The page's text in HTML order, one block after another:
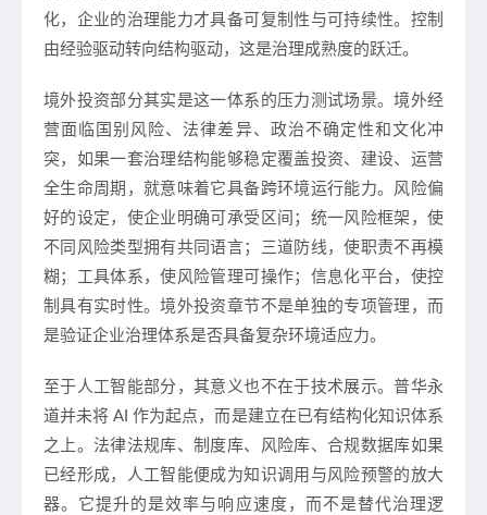
化，企业的治理能力才具备可复制性与可持续性。控制
由经验驱动转向结构驱动，这是治理成熟度的跃迁。
境外投资部分其实是这一体系的压力测试场景。境外经
营面临国别风险、法律差异、政治不确定性和文化冲
突，如果一套治理结构能够稳定覆盖投资、建设、运营
全生命周期，就意味着它具备跨环境运行能力。风险偏
好的设定，使企业明确可承受区间；统一风险框架，使
不同风险类型拥有共同语言；三道防线，使职责不再模
糊；工具体系，使风险管理可操作；信息化平台，使控
制具有实时性。境外投资章节不是单独的专项管理，而
是验证企业治理体系是否具备复杂环境适应力。
至于人工智能部分，其意义也不在于技术展示。普华永
道并未将 AI 作为起点，而是建立在已有结构化知识体系
之上。法律法规库、制度库、风险库、合规数据库如果
已经形成，人工智能便成为知识调用与风险预警的放大
器。它提升的是效率与响应速度，而不是替代治理逻